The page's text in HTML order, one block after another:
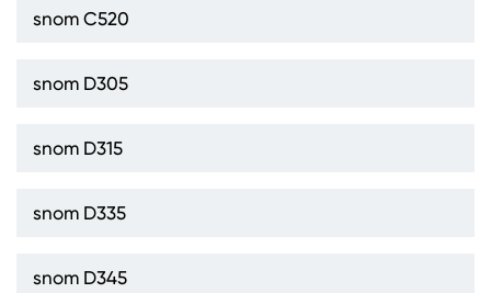
snom C520
snom D305
snom D315
snom D335
snom D345